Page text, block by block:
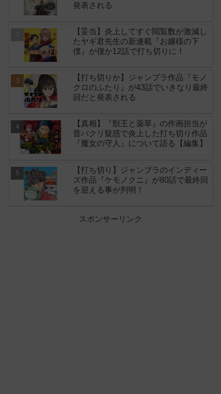
発表される
【妥当】炎上してすぐ閲覧数が激減し
たヤギ君先生の新連載『お嬢様の下
僕』が僅か12話で打ち切りに！
【打ち切りか】ジャンプラ作品『モノ
クロのふたり』が43話でいきなり最終
回だと発表される
【真相】『獣王と薬草』の作画担当が
昔パクリ疑惑で炎上した打ち切り作品
『魔女の守人』について語る【編集】
【打ち切り】ジャンプラのインディー
ズ作品『ケモノクニ』が80話で最終回
を迎える事が判明！
スポンサーリンク